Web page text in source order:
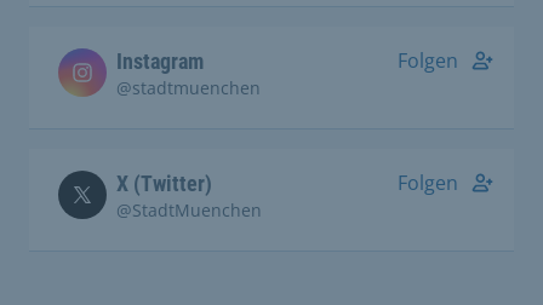
Instagram
@stadtmuenchen
Folgen
X (Twitter)
@StadtMuenchen
Folgen